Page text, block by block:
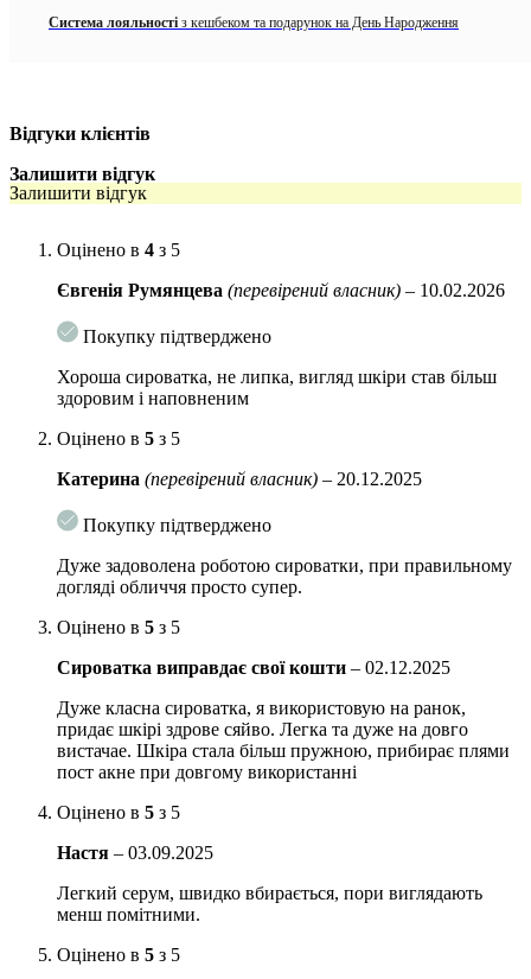
Основні діючі інгредієнти:
чутливість шкіри до зовнішніх подразників, сприяє
виробництву колагену та підвищенню щільності шкіри.
Зменшує трансепідермальну втрату вологи та підтримує
захисний бар’єр шкіри.
Lactobacillus)
шкіри. Зволожують, усувають почервоніння, регулює
ороговілий шар і прискорюють процеси регенерації.
негативного впливу зовнішнього середовища.
Бісаболол
– актив, що отримується з аптечної ромашки.
Ефективно заспокоює, знімає подразнення та почервоніння,
прискорює процеси регенерації. Покращує проникність
Астаксантин– потужний антиоксидант, забезпечує захист
від ультрафіолету та УФ-ушкоджень, зменшує зморшки та
освітлює вікові плями.
Коензим Q10
синтез колагенових волокон у клітинах шкіри. Стимулює
руйнування.
Вітамін Е (Токоферол)зменшує глибину зморшок,
стимулює синтез колагену, запобігає пігментації,
утриманню вологи у шкірі, надає гладкості, тонізує.
Екстракт ягід годжі
джерело вітаміну С. Освітлює тон, стимулює синтез
колагену.
Екстракт солодки
зменшити ознаки подразнення та набряклість, заспокоює
Система лояльності з кешбеком та подарунок на День Народження
Відгуки клієнтів
Залишити відгук
Залишити відгук
Оцінено в 4 з 5
Євгенія Румянцева (перевірений власник) – 10.02.2026
Покупку підтверджено
Хороша сироватка, не липка, вигляд шкіри став більш
здоровим і наповненим
Оцінено в 5 з 5
Катерина (перевірений власник) – 20.12.2025
Покупку підтверджено
Дуже задоволена роботою сироватки, при правильному
догляді обличчя просто супер.
Оцінено в 5 з 5
Сироватка виправдає свої кошти – 02.12.2025
Дуже класна сироватка, я використовую на ранок,
придає шкірі здрове сяйво. Легка та дуже на довго
вистачае. Шкіра стала більш пружною, прибирає плями
пост акне при довгому використанні
Оцінено в 5 з 5
Настя – 03.09.2025
Легкий серум, швидко вбирається, пори виглядають
менш помітними.
Оцінено в 5 з 5